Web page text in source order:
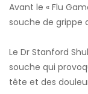
Avant le « Flu
souche de grippe
Le Dr Stanford
souche qui
tête et des